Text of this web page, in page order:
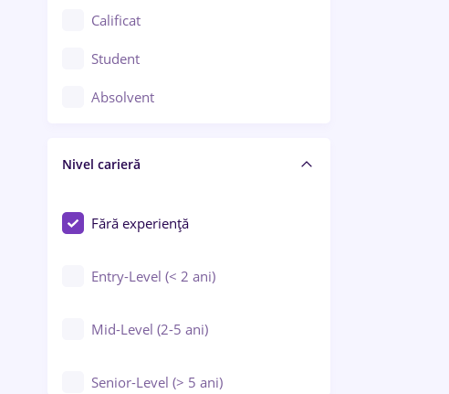
Confecții / Design vestimentar
Construcții / Instalații
Controlul calității
Educație / Training / Arte
Calificat
Student
Absolvent
Nivel carieră
Fără experiență
Entry-Level (< 2 ani)
Mid-Level (2-5 ani)
Senior-Level (> 5 ani)